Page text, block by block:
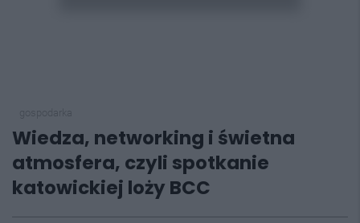
Wiedza, networking i świetna
atmosfera, czyli spotkanie
katowickiej loży BCC